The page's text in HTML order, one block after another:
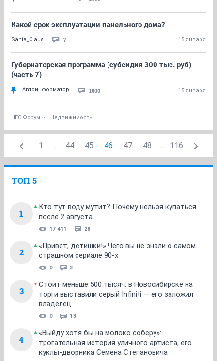
Какой срок эксплуатации панельного дома?
Santa_Claus 7 15 января
Губернаторская программа (субсидия 300 тыс. руб)
(часть 7)
Автоинформатор 1000 15 января
НГС.Форум Недвижимость
1 ... 44 45 46 47 48 ... 116
ТОП 5
1
Кто тут воду мутит? Почему нельзя купаться
после 2 августа
17 411 28
2
«Привет, детишки!» Чего вы не знали о самом
страшном сериале 90-х
0 3
3
Стоит меньше 500 тысяч: в Новосибирске на
торги выставили серый Infiniti — его заложил
владелец
0 13
4
«Выйду хотя бы на молоко соберу»:
трогательная история уличного артиста, его
куклы-дворника Семена Степановича